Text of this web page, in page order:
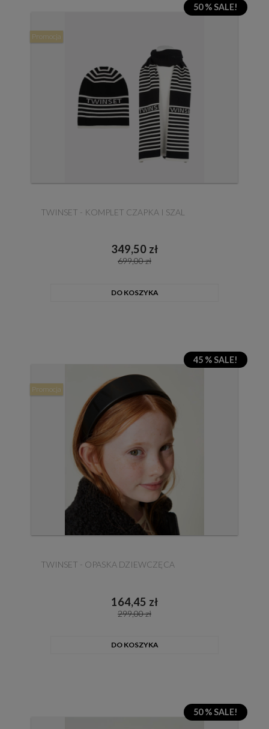
50 % SALE!
TWINSET - KOMPLET CZAPKA I SZAL
349,50 zł
699,00 zł
DO KOSZYKA
Promocja
45 % SALE!
TWINSET - OPASKA DZIEWCZĘCA
164,45 zł
299,00 zł
DO KOSZYKA
Promocja
50 % SALE!